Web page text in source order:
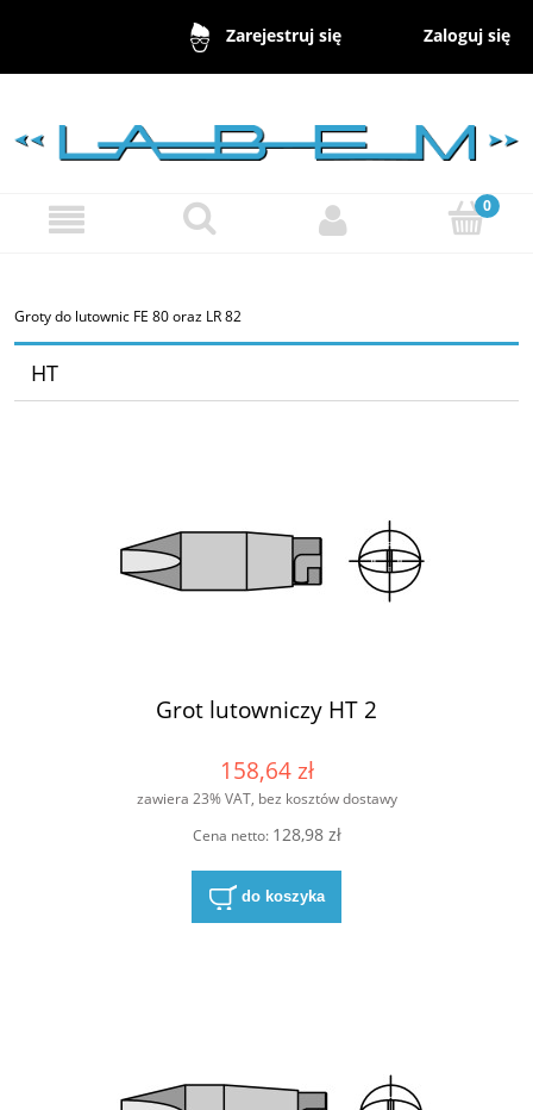
Zarejestruj się Zaloguj się
Groty do lutownic FE 80 oraz LR 82
HT
Grot lutowniczy HT 2
158,64 zł
zawiera 23% VAT, bez kosztów dostawy
Cena netto: 128,98 zł
do koszyka